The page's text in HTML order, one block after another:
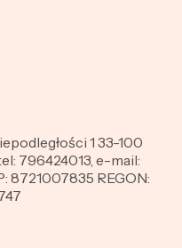
1 33-100
796424013, e-mail:
8721007835 REGON: